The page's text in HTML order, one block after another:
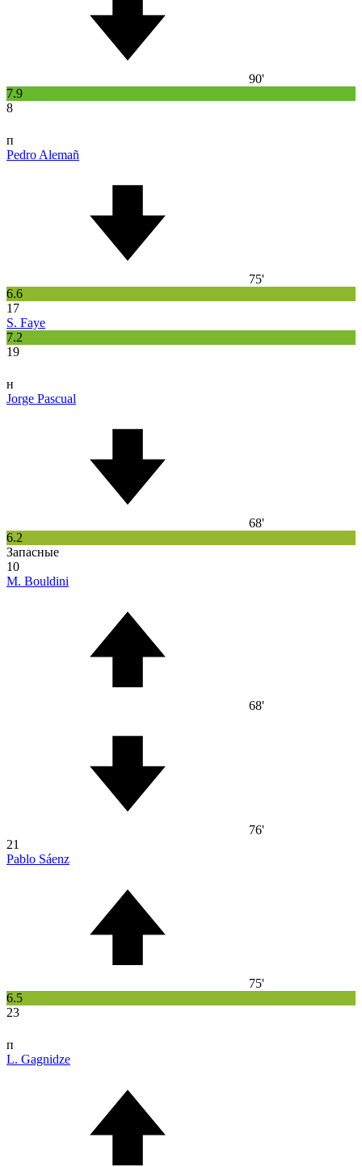
90'
7.9
8
п
Pedro Alemañ
75'
6.6
17
S. Faye
7.2
19
н
Jorge Pascual
68'
6.2
Запасные
10
M. Bouldini
68'
76'
21
Pablo Sáenz
75'
6.5
23
п
L. Gagnidze